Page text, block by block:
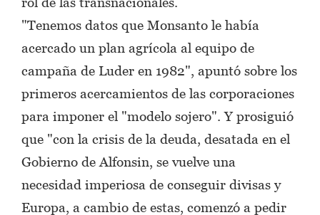
"Tenemos datos que Monsanto le había
acercado un plan agrícola al equipo de
campaña de Luder en 1982", apuntó sobre los
primeros acercamientos de las corporaciones
para imponer el "modelo sojero". Y prosiguió
que "con la crisis de la deuda, desatada en el
Gobierno de Alfonsin, se vuelve una
necesidad imperiosa de conseguir divisas y
Europa, a cambio de estas, comenzó a pedir